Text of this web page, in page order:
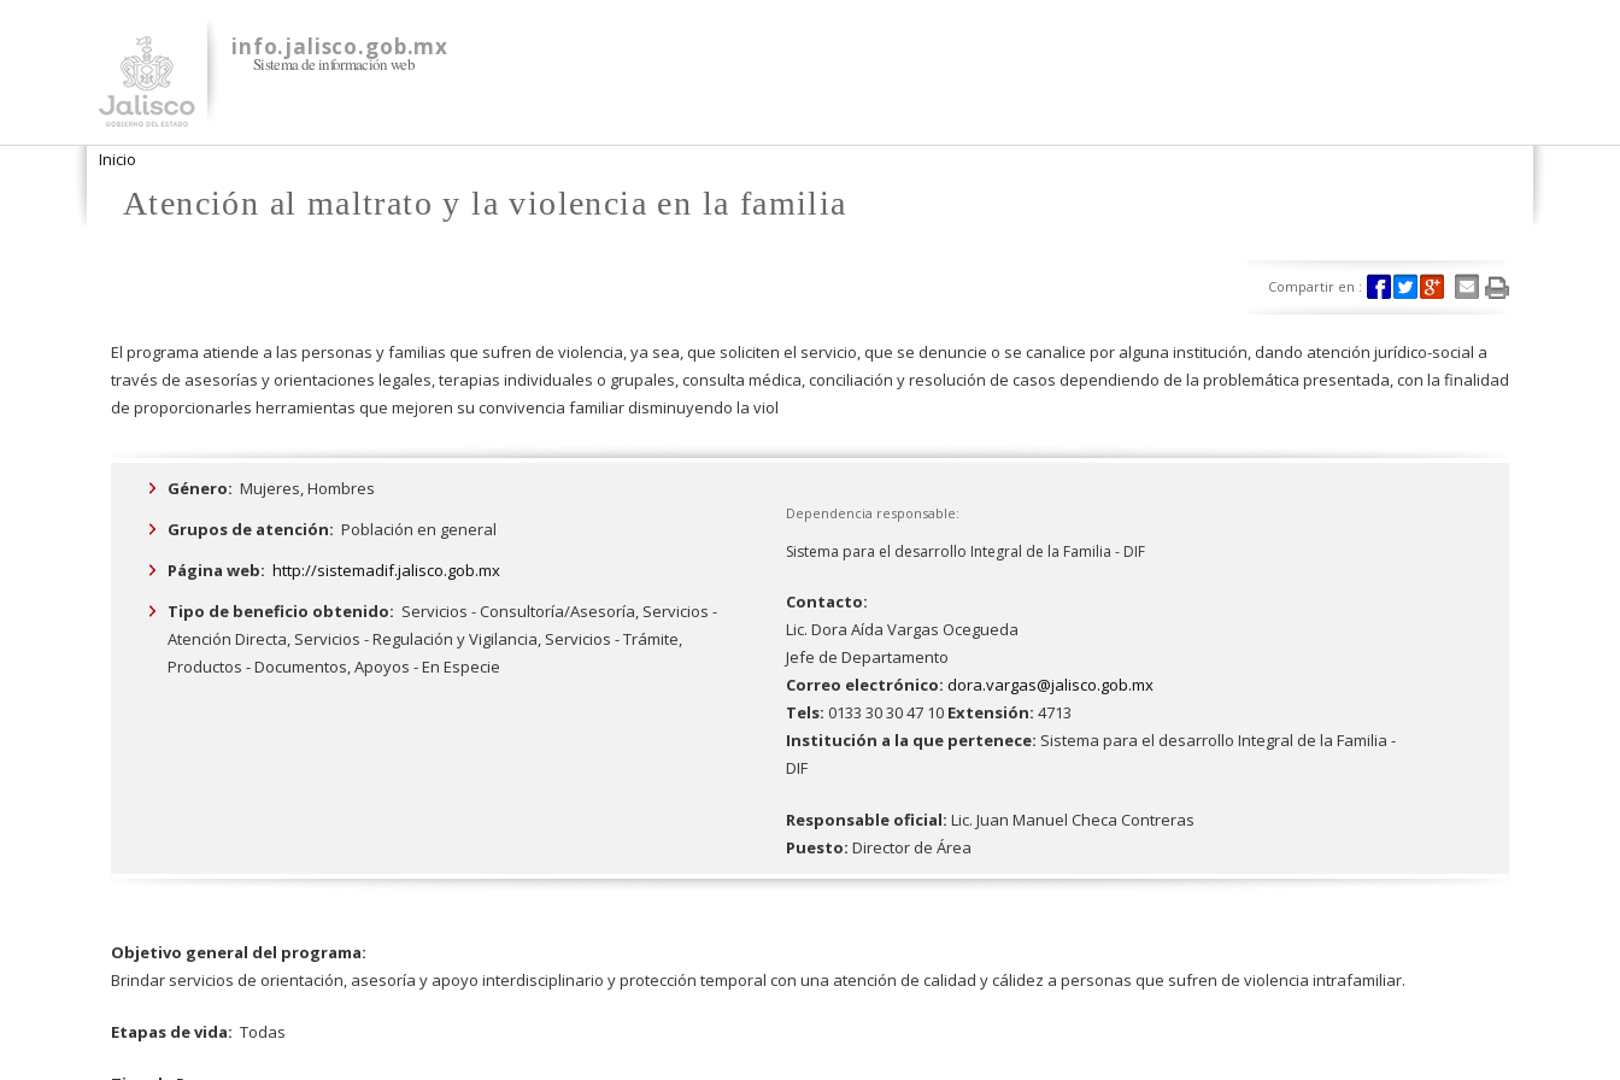
info.jalisco.gob.mx
Sistema de información web
Se encuentra usted aquí
Inicio
Atención al maltrato y la violencia en la familia
Compartir en :
El programa atiende a las personas y familias que sufren de violencia, ya sea, que soliciten el servicio, que se denuncie o se canalice por alguna institución, dando atención jurí­dico-social a
través de asesorí­as y orientaciones legales, terapias individuales o grupales, consulta médica, conciliación y resolución de casos dependiendo de la problemática presentada, con la finalidad
de proporcionarles herramientas que mejoren su convivencia familiar disminuyendo la viol
Género: Mujeres, Hombres
Grupos de atención: Población en general
Página web: http://sistemadif.jalisco.gob.mx
Tipo de beneficio obtenido: Servicios - Consultoría/Asesoría, Servicios -
Atención Directa, Servicios - Regulación y Vigilancia, Servicios - Trámite,
Productos - Documentos, Apoyos - En Especie
Dependencia responsable:
Sistema para el desarrollo Integral de la Familia - DIF
Contacto:
Lic. Dora Aída Vargas Ocegueda
Jefe de Departamento
Correo electrónico: dora.vargas@jalisco.gob.mx
Tels: 0133 30 30 47 10 Extensión:4713
Institución a la que pertenece: Sistema para el desarrollo Integral de la Familia -
DIF
Responsable oficial:Lic. Juan Manuel Checa Contreras
Puesto:Director de Área
Objetivo general del programa:
Brindar servicios de orientación, asesoría y apoyo interdisciplinario y protección temporal con una atención de calidad y cálidez a personas que sufren de violencia intrafamiliar.
Etapas de vida: Todas